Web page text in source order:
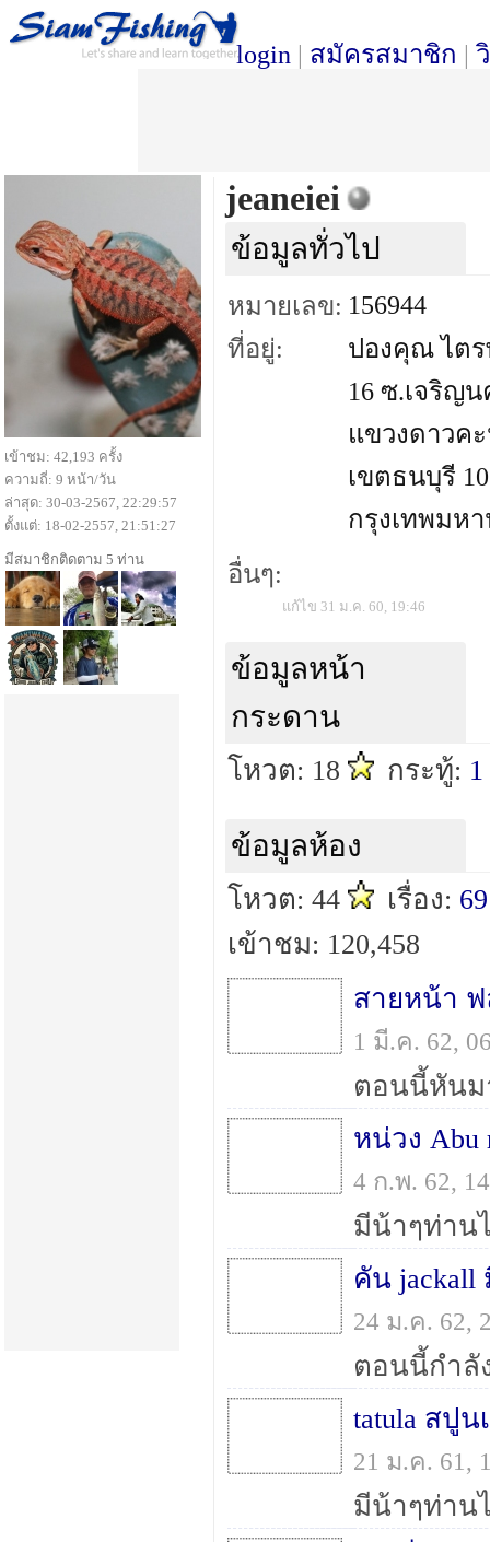
login | สมัครสมาชิก |
jeaneiei
ข้อมูลทั่วไป
หมายเลข: 156944
ที่อยู่:
ปองคุณ ไตร
16 ซ.เจริญน
แขวงดาวค
เขตธนบุรี
กรุงเทพมห
อื่นๆ:
แก้ไข 31 ม.ค. 60, 19:46
ข้อมูลหน้า
กระดาน
โหวต: 18 กระทู้: 1
ข้อมูลห้อง
โหวต: 44 เรื่อง: 69
เข้าชม: 120,458
สายหน้า
1 มี.ค. 62,
หน่วง Abu
4 ก.พ. 62,
คัน
24 ม.ค. 62,
tatula สปูน
21 ม.ค. 61,
เข้าชม: 42,193 ครั้ง
ความถี่: 9 หน้า/วัน
ล่าสุด: 30-03-2567, 22:29:57
ตั้งแต่: 18-02-2557, 21:51:27
มีสมาชิกติดตาม 5 ท่าน